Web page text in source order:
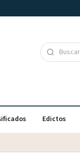
Edictos